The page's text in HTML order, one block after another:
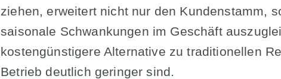
ziehen, erweitert nicht nur den Kundenstamm,
saisonale Schwankungen im Geschäft
kostengünstigere Alternative zu traditionellen
Betrieb deutlich geringer sind.